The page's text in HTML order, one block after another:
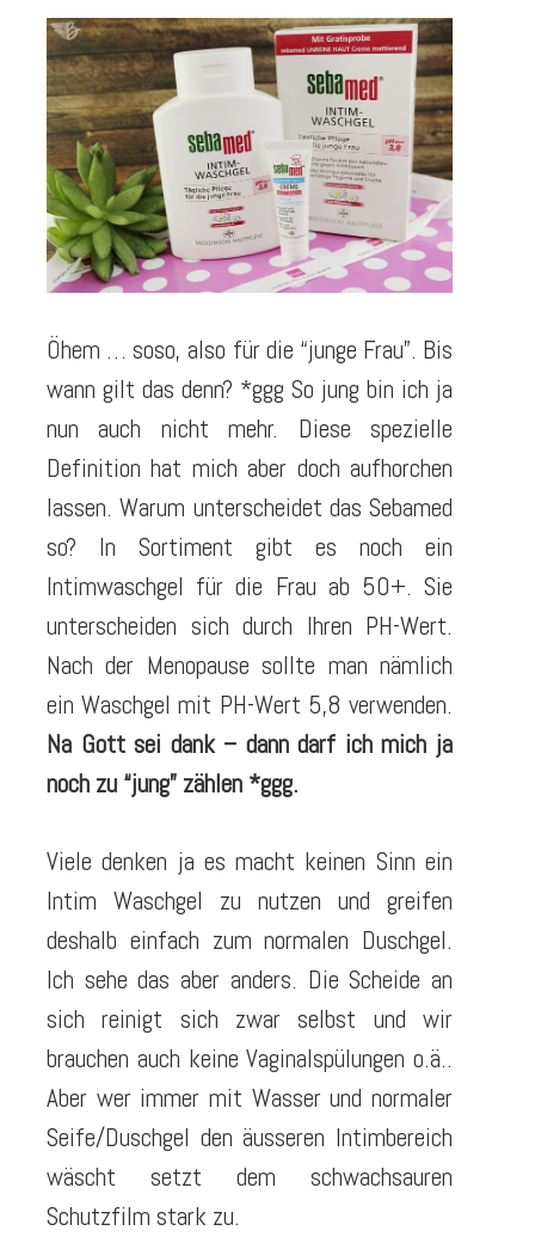
Öhem … soso, also für die “junge Frau”. Bis
wann gilt das denn? *ggg So jung bin ich ja
nun auch nicht mehr. Diese spezielle
Definition hat mich aber doch aufhorchen
lassen. Warum unterscheidet das Sebamed
so? In Sortiment gibt es noch ein
Intimwaschgel für die Frau ab 50+. Sie
unterscheiden sich durch Ihren PH-Wert.
Nach der Menopause sollte man nämlich
ein Waschgel mit PH-Wert 5,8 verwenden.
Na Gott sei dank – dann darf ich mich ja
noch zu “jung” zählen *ggg.
Viele denken ja es macht keinen Sinn ein
Intim Waschgel zu nutzen und greifen
deshalb einfach zum normalen Duschgel.
Ich sehe das aber anders. Die Scheide an
sich reinigt sich zwar selbst und wir
brauchen auch keine Vaginalspülungen o.ä..
Aber wer immer mit Wasser und normaler
Seife/Duschgel den äusseren Intimbereich
wäscht setzt dem schwachsauren
Schutzfilm stark zu.